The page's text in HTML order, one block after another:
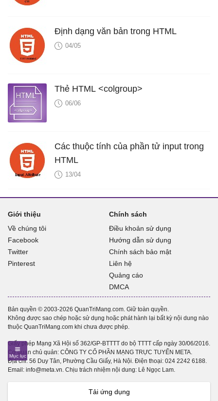
Định dạng văn bản trong HTML
04/05
Thẻ HTML <colgroup>
06/06
Các thuộc tính của phần tử input trong
HTML
13/04
Giới thiệu
Về chúng tôi
Facebook
Twitter
Pinterest
Chính sách
Điều khoản sử dụng
Hướng dẫn sử dụng
Chính sách bảo mật
Liên hệ
Quảng cáo
DMCA
Bản quyền © 2003-2026 QuanTriMang.com. Giữ toàn quyền.
Không được sao chép hoặc sử dụng hoặc phát hành lại bất kỳ nội dung nào
thuộc QuanTriMang.com khi chưa được phép.
Giấy phép Mạng Xã Hội số 362/GP-BTTTT do bộ TTTT cấp ngày 30/06/2016.
Cơ quan chủ quản: CÔNG TY CỔ PHẦN MẠNG TRỰC TUYẾN META.
Địa chỉ: 56 Duy Tân, Phường Cầu Giấy, Hà Nội. Điện thoại: 024 2242 6188.
Email: info@meta.vn. Chịu trách nhiệm nội dung: Lê Ngọc Lam.
Tải ứng dụng